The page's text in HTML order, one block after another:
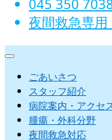
045 350
夜間救急専
ごあいさつ
スタッフ紹介
病院案内・アクセ
腫瘍・外科分野
夜間救急対応